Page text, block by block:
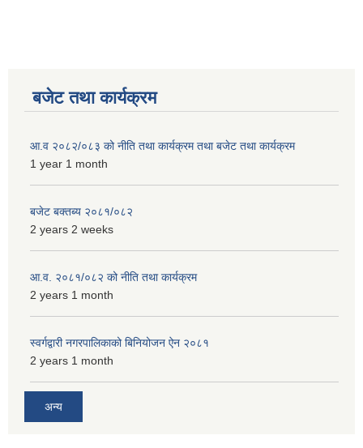
बजेट तथा कार्यक्रम
आ.व २०८२/०८३ को नीति तथा कार्यक्रम तथा बजेट तथा कार्यक्रम
1 year 1 month
बजेट बक्तब्य २०८१/०८२
2 years 2 weeks
आ.व. २०८१/०८२ को नीति तथा कार्यक्रम
2 years 1 month
स्वर्गद्वारी नगरपालिकाको बिनियोजन ऐन २०८१
2 years 1 month
अन्य